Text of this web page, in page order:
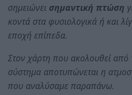
σημειώνει σημαντική πτώση
κοντά στα φυσιολογικά ή και
εποχή επίπεδα.
Στον χάρτη που ακολουθεί από
σύστημα αποτυπώνεται η
που αναλύσαμε παραπάνω.